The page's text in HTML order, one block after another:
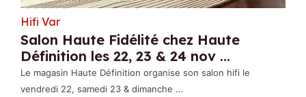
Hifi Var
Salon Haute Fidélité chez Haute
Définition les 22, 23 & 24 nov ...
Le magasin Haute Définition organise son salon hifi le
vendredi 22, samedi 23 & dimanche …